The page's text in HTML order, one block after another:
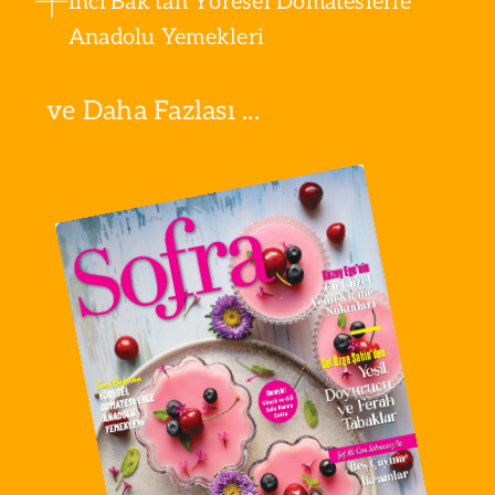
Anadolu Yemekleri
ve Daha Fazlası ...